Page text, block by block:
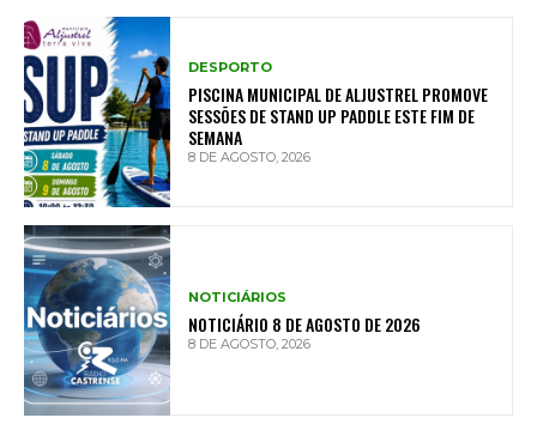
DESPORTO
PISCINA MUNICIPAL DE ALJUSTREL PROMOVE
SESSÕES DE STAND UP PADDLE ESTE FIM DE
SEMANA
8 DE AGOSTO, 2026
NOTICIÁRIOS
NOTICIÁRIO 8 DE AGOSTO DE 2026
8 DE AGOSTO, 2026